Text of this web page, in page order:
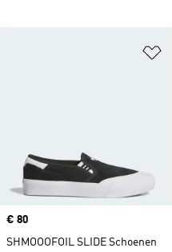
Price
€ 80
SHMOOOFOIL SLIDE Schoenen